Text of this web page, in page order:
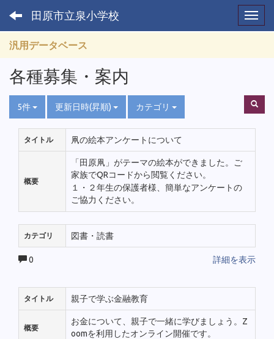
田原市立泉小学校
汎用データベース
各種募集・案内
5件 更新日時(昇順) カテゴリ
タイトル 凧の絵本アンケートについて
概要
「田原凧」がテーマの絵本ができました。ご
家族でQRコードから閲覧ください。
１・２年生の保護者様、簡単なアンケートの
ご協力ください。
カテゴリ 図書・読書
0 詳細を表示
タイトル 親子で学ぶ金融教育
概要
お金について、親子で一緒に学びましょう。Z
oomを利用したオンライン開催です。